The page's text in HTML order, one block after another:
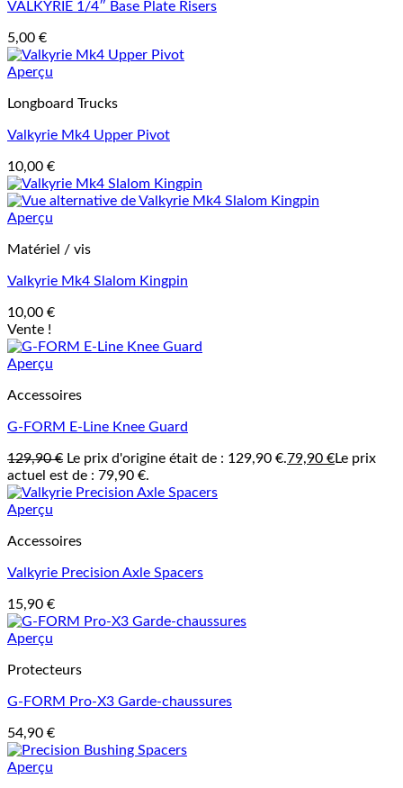
VALKYRIE 1/4″ Base Plate Risers
5,00 €
Aperçu
Longboard Trucks
Valkyrie Mk4 Upper Pivot
10,00 €
Aperçu
Matériel / vis
Valkyrie Mk4 Slalom Kingpin
10,00 €
Vente !
Aperçu
Accessoires
G-FORM E-Line Knee Guard
129,90€ Le prix d'origine était de : 129,90 €.79,90 €Le prix
actuel est de : 79,90 €.
Aperçu
Accessoires
Valkyrie Precision Axle Spacers
15,90 €
Aperçu
Protecteurs
G-FORM Pro-X3 Garde-chaussures
54,90 €
Aperçu